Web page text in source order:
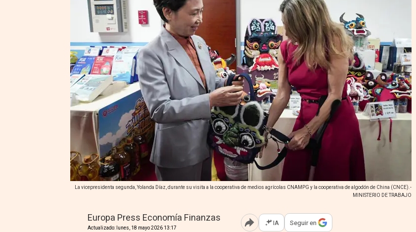
La vicepresidenta segunda, Yolanda Díaz, durante su visita a la cooperativa de medios agrícolas CNAMPG y la cooperativa de algodón de China (CNCE).-
MINISTERIO DE TRABAJO
Europa Press Economía Finanzas
Actualizado: lunes, 18 mayo 2026 13:17 Abrir opciones para compartir
IA Seguir en